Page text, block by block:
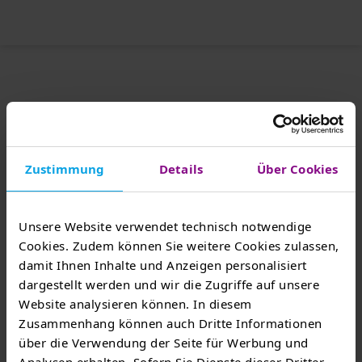
Zustimmung Details Über Cookies
Unsere Website verwendet technisch notwendige
Cookies. Zudem können Sie weitere Cookies zulassen,
damit Ihnen Inhalte und Anzeigen personalisiert
dargestellt werden und wir die Zugriffe auf unsere
Website analysieren können. In diesem
Zusammenhang können auch Dritte Informationen
über die Verwendung der Seite für Werbung und
Das könnte Sie auch
interessieren
TEAG Mobil